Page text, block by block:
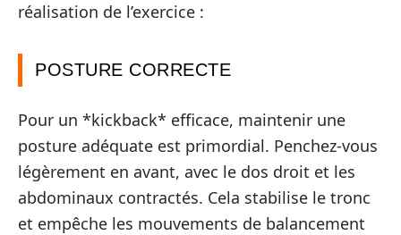
réalisation de l’exercice :
POSTURE CORRECTE
Pour un *kickback* efficace, maintenir une
posture adéquate est primordial. Penchez-vous
légèrement en avant, avec le dos droit et les
abdominaux contractés. Cela stabilise le tronc
et empêche les mouvements de balancement